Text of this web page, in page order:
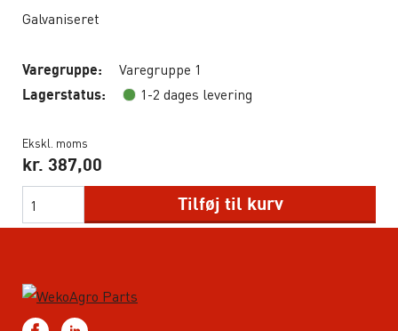
Galvaniseret
Varegruppe: Varegruppe 1
Lagerstatus: 1-2 dages levering
Ekskl. moms
kr. 387,00
Tilføj til kurv